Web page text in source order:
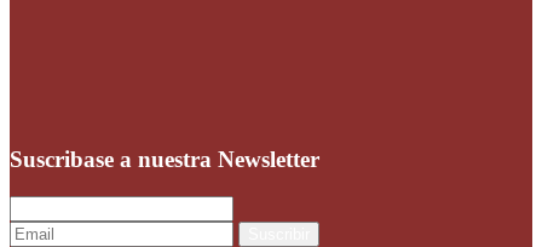
Suscribase a nuestra Newsletter